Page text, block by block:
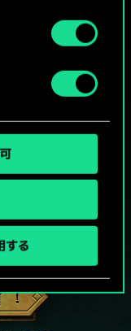
する
いかない
！